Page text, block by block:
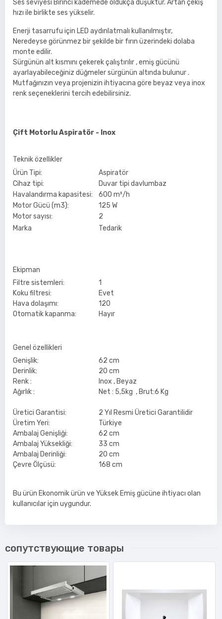
Ses seviyesi Birinci kademede oldukça düşüktür. Artan çekiş
hızı ile birlikte ses yükselir.
Enerji tasarrufu için LED aydınlatmalı kullanılmıştır,
Neredeyse görünmez bir şekilde bir fırın üzerindeki dolaba
monte edilir.
Sürgünün alt kısmını çekerek çalıştırılır , emiş gücünü
ayarlayabileceğiniz düğmeler sürgünün altında bulunur .
Mutfağınızın veya projenizin ihtiyacına göre beyaz veya inox
renk seçeneklerini tercih edebilirsiniz.
Çift Motorlu Aspiratör - Inox
Teknik özellikler
Ürün Tipi:
Aspiratör
Cihaz tipi:
Duvar tipi davlumbaz
Havalandırma kapasitesi:
600 m³/h
Motor Gücü (m3):
125 W
Motor sayısı:
2
Marka
Tedarik
Ekipman
Filtre sistemleri:
1
Koku filtresi:
Evet
Hava dolaşımı:
120
Otomatik kapanma:
Hayır
Genel özellikleri
Genişlik:
62 cm
Derinlik:
20 cm
Renk :
Inox , Beyaz
Ağırlık :
Net : 5,5kg , Brut:6 Kg
Üretici Garantisi:
2 Yıl Resmi Üretici Garantilidir
Üretim Yeri:
Türkiye
Ambalaj Genişliği:
62 cm
Ambalaj Yüksekliği:
33 cm
Ambalaj Derinliği:
20 cm
Çevre Ölçüsü:
168 cm
Bu ürün Ekonomik ürün ve Yüksek Emiş gücüne ihtiyacı olan
kullanıcılar için uygundur.
сопутствующие товары